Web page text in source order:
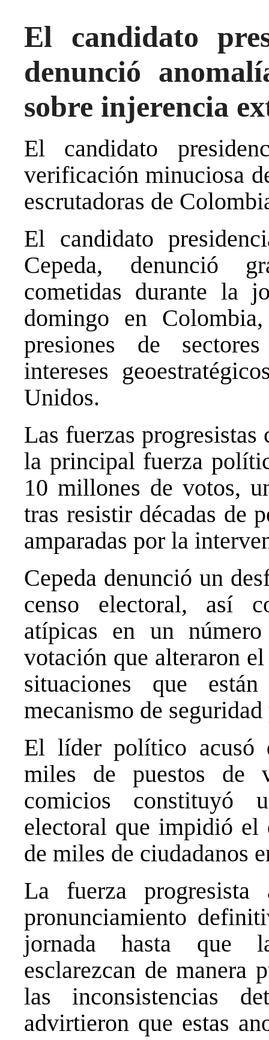
El candidato
denunció
sobre injerencia
El candidato
verificación minuciosa
escrutadoras de
El candidato
Cepeda, denunció
cometidas durante la
domingo en
presiones de
intereses
Unidos.
Las fuerzas
la principal fuerza
10 millones de votos,
tras resistir décadas de
amparadas por la
Cepeda denunció un
censo electoral, así
atípicas en un
votación que alteraron
situaciones que
mecanismo de
El líder político acusó
miles de puestos de
comicios constituyó
electoral que impidió el
de miles de ciudadanos
La fuerza
pronunciamiento
jornada hasta que
esclarezcan de manera
las inconsistencias
advirtieron que estas